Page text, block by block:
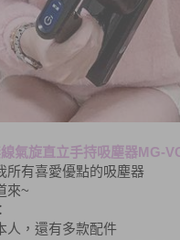
氣旋直立手持吸塵器MG-
所有喜愛優點的吸塵器
來~
人，還有多款配件